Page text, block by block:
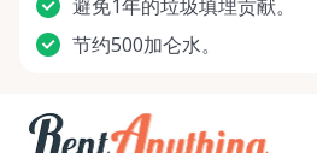
避免1年的垃圾填埋贡献。
节约500加仑水。